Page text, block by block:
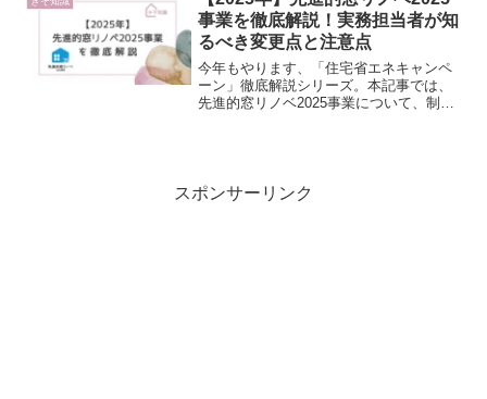
似たような見た目...
事業を徹底解説！実務担当者が知
るべき変更点と注意点
今年もやります、「住宅省エネキャンペ
ーン」徹底解説シリーズ。本記事では、
先進的窓リノベ2025事業について、制度
スポンサーリンク